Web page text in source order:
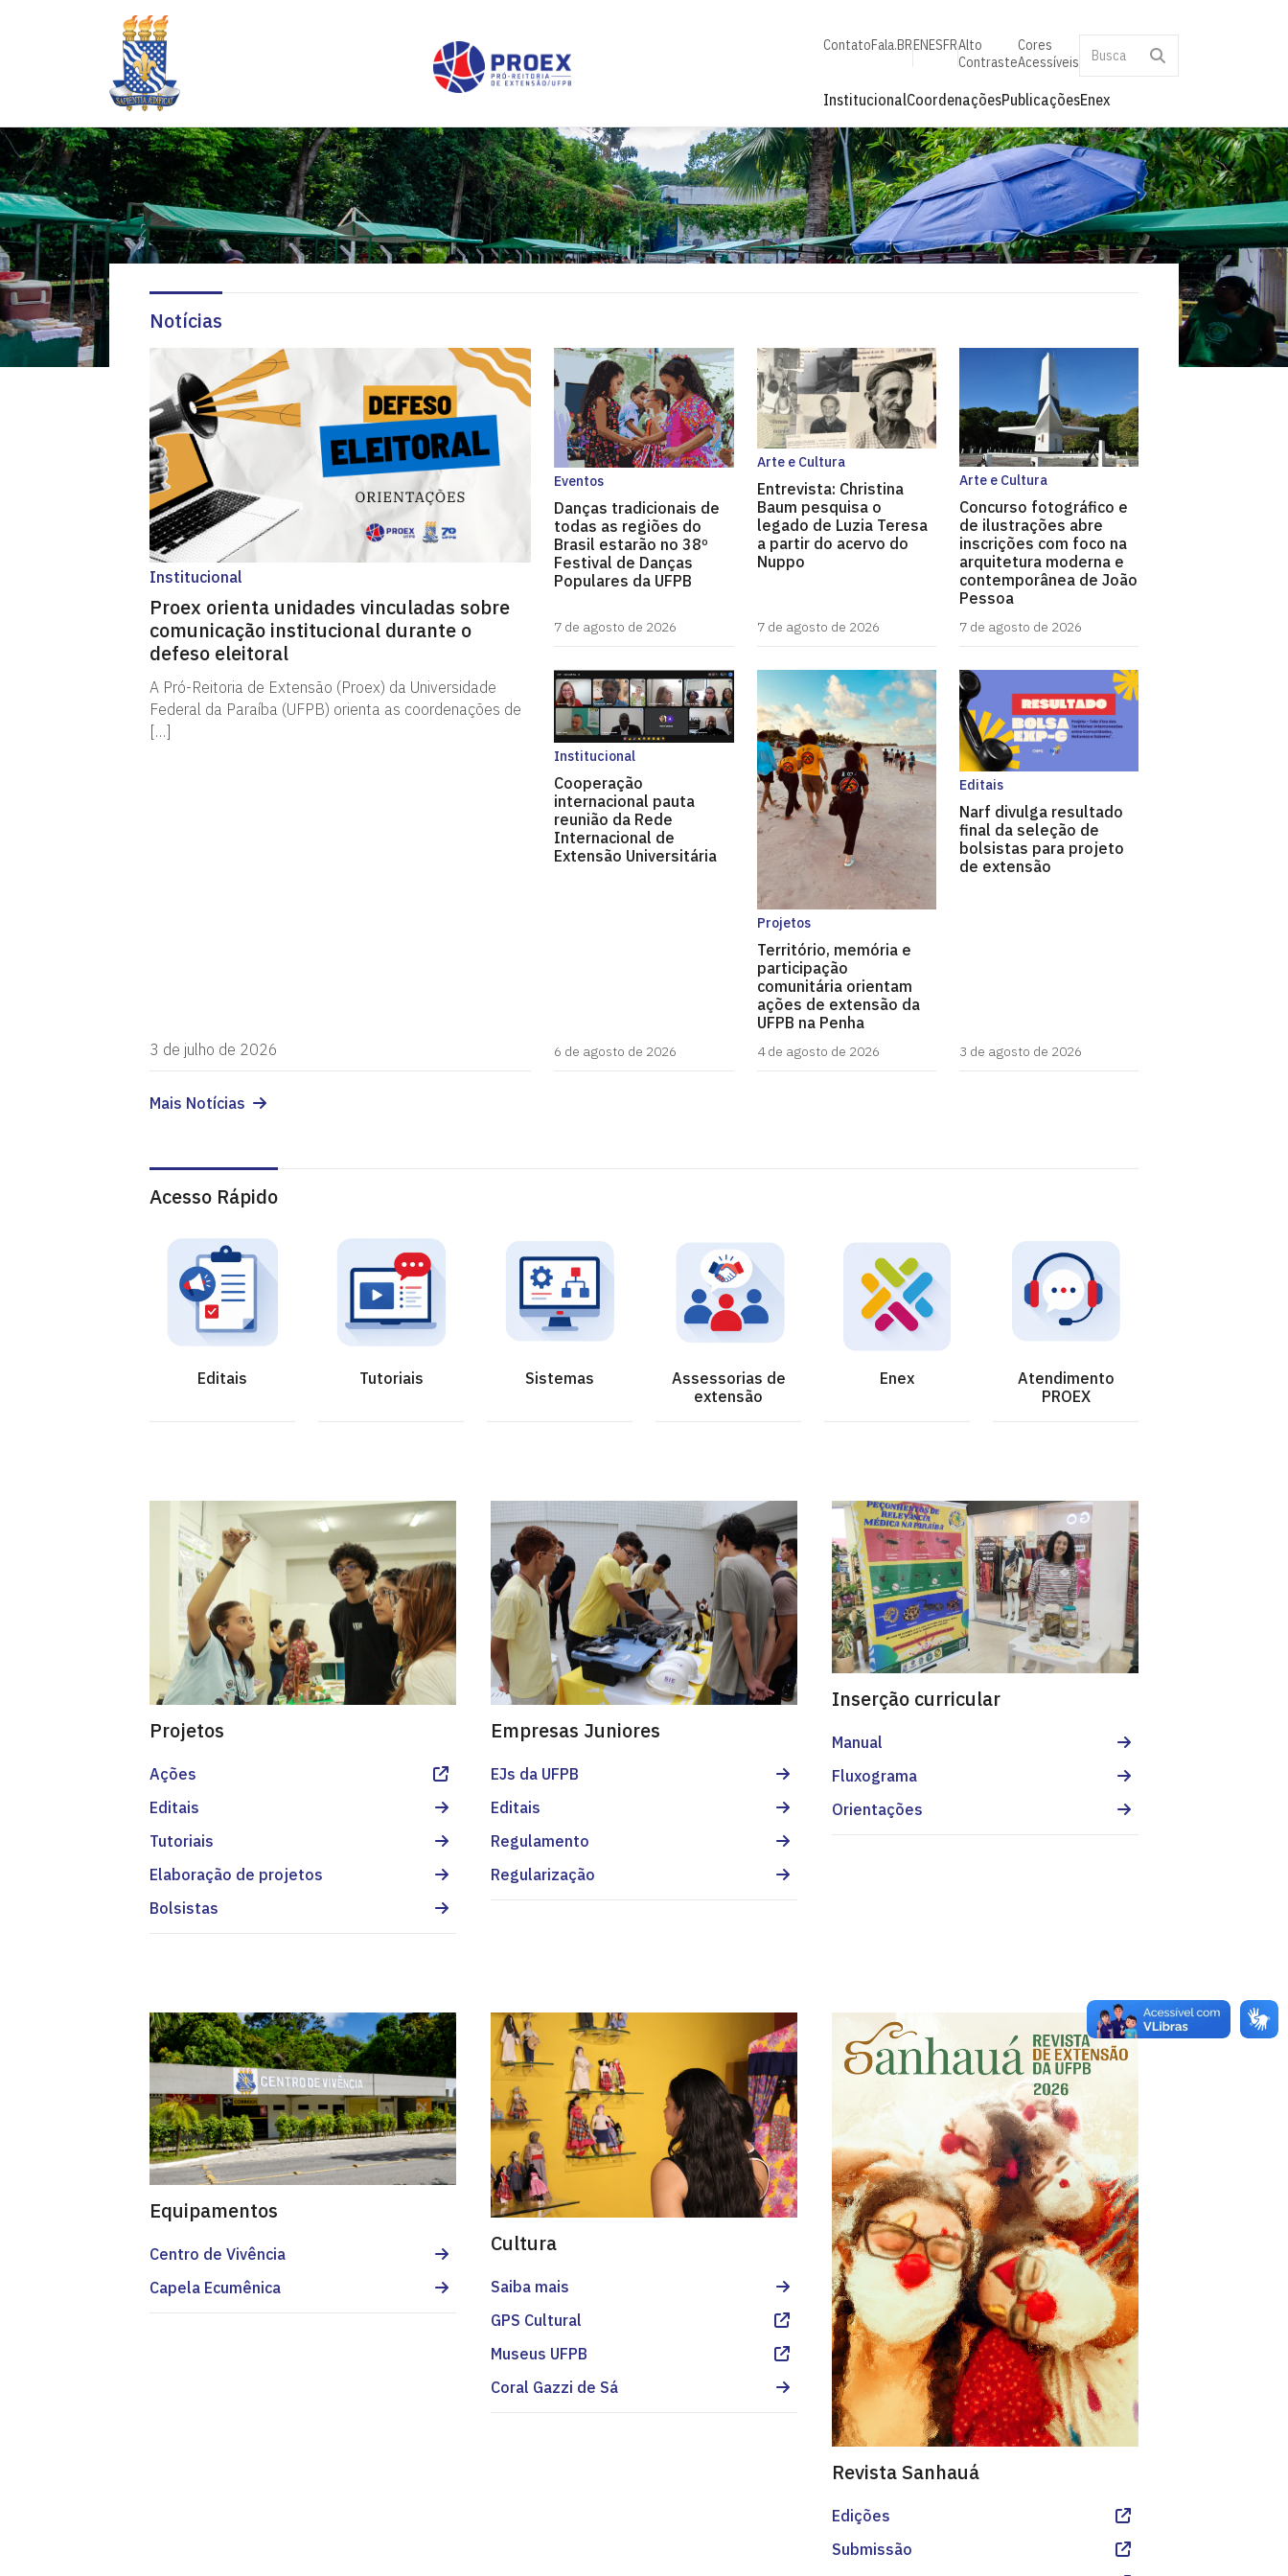
ContatoFala.BRENESFRAlto
Contraste
Cores
Acessíveis
InstitucionalCoordenaçõesPublicaçõesEnex
Notícias
Institucional
Proex orienta unidades vinculadas sobre
comunicação institucional durante o
defeso eleitoral
A Pró-Reitoria de Extensão (Proex) da Universidade
Federal da Paraíba (UFPB) orienta as coordenações de
[…]
3 de julho de 2026
Eventos
Danças tradicionais de
todas as regiões do
Brasil estarão no 38º
Festival de Danças
Populares da UFPB
7 de agosto de 2026
Arte e Cultura
Entrevista: Christina
Baum pesquisa o
legado de Luzia Teresa
a partir do acervo do
Nuppo
7 de agosto de 2026
Arte e Cultura
Concurso fotográfico e
de ilustrações abre
inscrições com foco na
arquitetura moderna e
contemporânea de João
Pessoa
7 de agosto de 2026
Institucional
Cooperação
internacional pauta
reunião da Rede
Internacional de
Extensão Universitária
6 de agosto de 2026
Projetos
Território, memória e
participação
comunitária orientam
ações de extensão da
UFPB na Penha
4 de agosto de 2026
Editais
Narf divulga resultado
final da seleção de
bolsistas para projeto
de extensão
3 de agosto de 2026
Mais Notícias
Acesso Rápido
Editais Tutoriais Sistemas
Assessorias de
extensão
Enex
Atendimento
PROEX
Projetos
Ações
Editais
Tutoriais
Elaboração de projetos
Bolsistas
Empresas Juniores
EJs da UFPB
Editais
Regulamento
Regularização
Inserção curricular
Manual
Fluxograma
Orientações
Equipamentos
Centro de Vivência
Capela Ecumênica
Cultura
Saiba mais
GPS Cultural
Museus UFPB
Coral Gazzi de Sá
Revista Sanhauá
Edições
Submissão